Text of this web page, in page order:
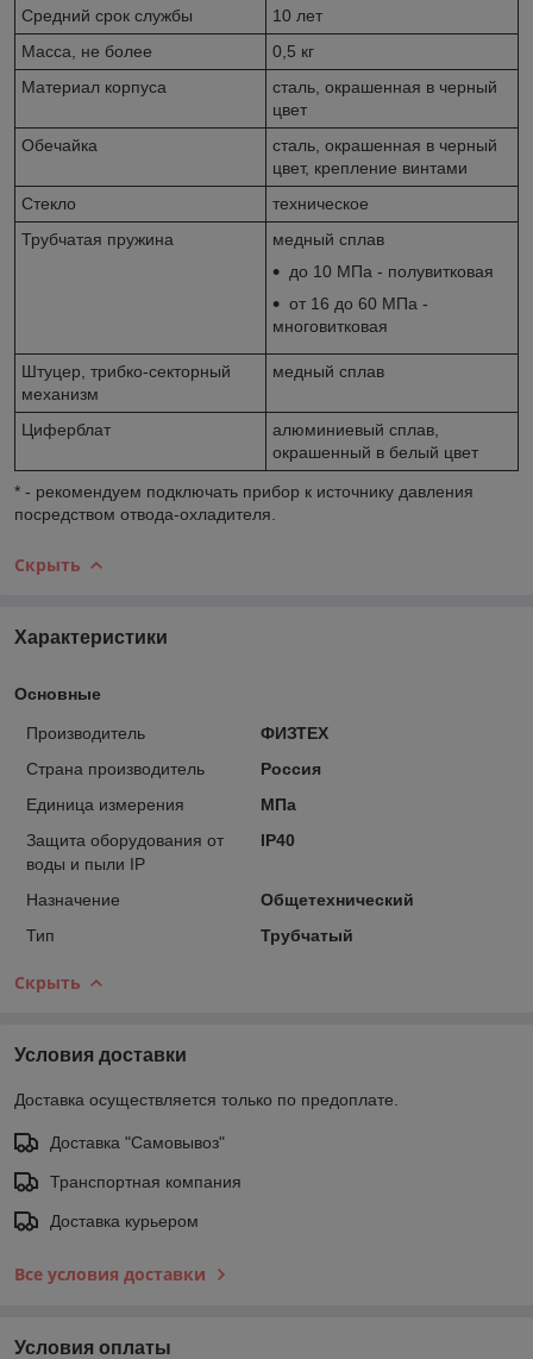
Средний срок службы
10 лет
Масса, не более
0,5 кг
Материал корпуса
сталь, окрашенная в черный
цвет
Обечайка
сталь, окрашенная в черный
цвет, крепление винтами
Стекло
техническое
Трубчатая пружина
медный сплав
до 10 МПа - полувитковая
от 16 до 60 МПа -
многовитковая
Штуцер, трибко-секторный
механизм
медный сплав
Циферблат
алюминиевый сплав,
окрашенный в белый цвет
* - рекомендуем подключать прибор к источнику давления
посредством отвода-охладителя.
Скрыть
Характеристики
Основные
Производитель
ФИЗТЕХ
Страна производитель
Россия
Единица измерения
МПа
Защита оборудования от
воды и пыли IP
IP40
Назначение
Общетехнический
Тип
Трубчатый
Скрыть
Условия доставки
Доставка осуществляется только по предоплате.
Доставка "Самовывоз"
Транспортная компания
Доставка курьером
Все условия доставки
Условия оплаты